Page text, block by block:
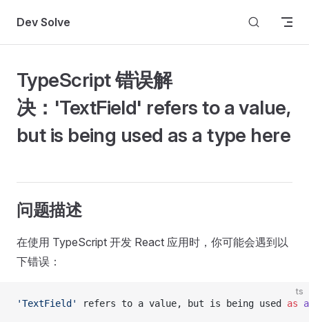
Skip to content
Dev Solve
TypeScript 错误解
决：'TextField' refers to a value,
but is being used as a type here
问题描述
在使用 TypeScript 开发 React 应用时，你可能会遇到以
下错误：
ts
'TextField' refers to a value, but is being used as a